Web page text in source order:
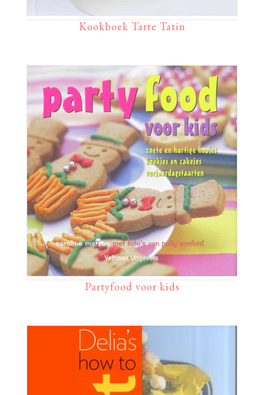
Kookboek Tarte Tatin
Partyfood voor kids